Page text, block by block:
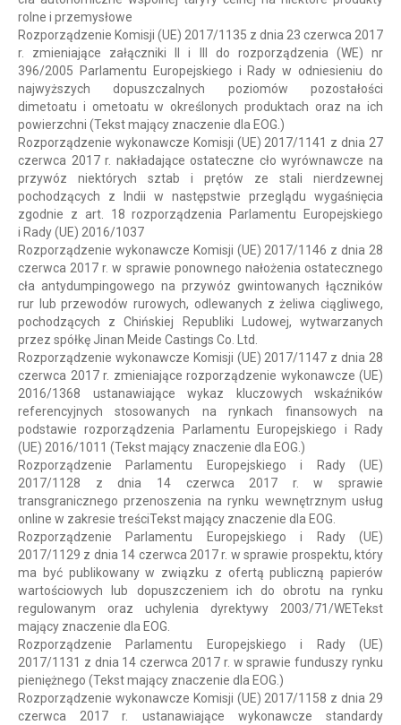
rolne i przemysłowe
Rozporządzenie Komisji (UE) 2017/1135 z dnia 23 czerwca 2017
r. zmieniające załączniki II i III do rozporządzenia (WE) nr
396/2005 Parlamentu Europejskiego i Rady w odniesieniu do
najwyższych dopuszczalnych poziomów pozostałości
dimetoatu i ometoatu w określonych produktach oraz na ich
powierzchni (Tekst mający znaczenie dla EOG.)
Rozporządzenie wykonawcze Komisji (UE) 2017/1141 z dnia 27
czerwca 2017 r. nakładające ostateczne cło wyrównawcze na
przywóz niektórych sztab i prętów ze stali nierdzewnej
pochodzących z Indii w następstwie przeglądu wygaśnięcia
zgodnie z art. 18 rozporządzenia Parlamentu Europejskiego
i Rady (UE) 2016/1037
Rozporządzenie wykonawcze Komisji (UE) 2017/1146 z dnia 28
czerwca 2017 r. w sprawie ponownego nałożenia ostatecznego
cła antydumpingowego na przywóz gwintowanych łączników
rur lub przewodów rurowych, odlewanych z żeliwa ciągliwego,
pochodzących z Chińskiej Republiki Ludowej, wytwarzanych
przez spółkę Jinan Meide Castings Co. Ltd.
Rozporządzenie wykonawcze Komisji (UE) 2017/1147 z dnia 28
czerwca 2017 r. zmieniające rozporządzenie wykonawcze (UE)
2016/1368 ustanawiające wykaz kluczowych wskaźników
referencyjnych stosowanych na rynkach finansowych na
podstawie rozporządzenia Parlamentu Europejskiego i Rady
(UE) 2016/1011 (Tekst mający znaczenie dla EOG.)
Rozporządzenie Parlamentu Europejskiego i Rady (UE)
2017/1128 z dnia 14 czerwca 2017 r. w sprawie
transgranicznego przenoszenia na rynku wewnętrznym usług
online w zakresie treściTekst mający znaczenie dla EOG.
Rozporządzenie Parlamentu Europejskiego i Rady (UE)
2017/1129 z dnia 14 czerwca 2017 r. w sprawie prospektu, który
ma być publikowany w związku z ofertą publiczną papierów
wartościowych lub dopuszczeniem ich do obrotu na rynku
regulowanym oraz uchylenia dyrektywy 2003/71/WETekst
mający znaczenie dla EOG.
Rozporządzenie Parlamentu Europejskiego i Rady (UE)
2017/1131 z dnia 14 czerwca 2017 r. w sprawie funduszy rynku
pieniężnego (Tekst mający znaczenie dla EOG.)
Rozporządzenie wykonawcze Komisji (UE) 2017/1158 z dnia 29
czerwca 2017 r. ustanawiające wykonawcze standardy